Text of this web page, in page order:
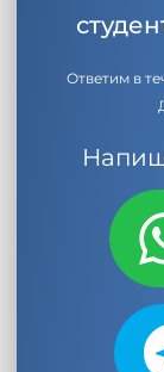
Ответим в